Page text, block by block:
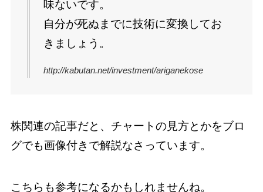
味ないです。
自分が死ぬまでに技術に変換してお
きましょう。
http://kabutan.net/investment/ariganekose
株関連の記事だと、チャートの見方とかをブロ
グでも画像付きで解説なさっています。
こちらも参考になるかもしれませんね。